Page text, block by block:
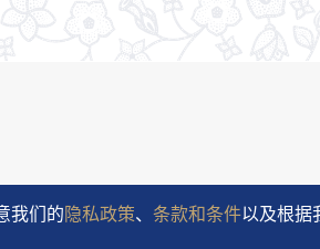
我们的隐私政策、 条款和条件以及根据